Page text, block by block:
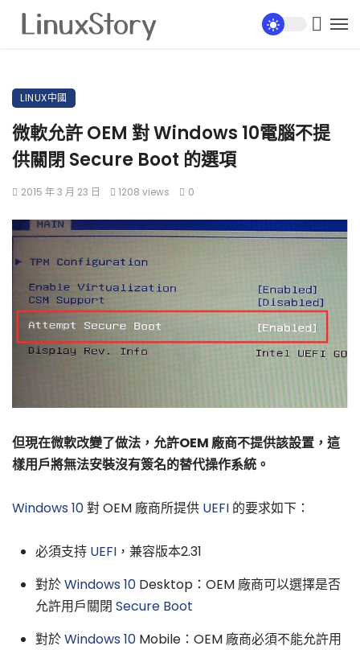
LINUX中國
微軟允許 OEM 對 Windows 10電腦不提
供關閉 Secure Boot 的選項
2015 年 3 月 23 日 1208 views 0
但現在微軟改變了做法，允許OEM 廠商不提供該設置，這
樣用戶將無法安裝沒有簽名的替代操作系統。
Windows 10對 OEM 廠商所提供 UEFI 的要求如下：
必須支持 UEFI，兼容版本2.31
對於Windows 10Desktop：OEM 廠商可以選擇是否
允許用戶關閉 Secure Boot
對於Windows 10Mobile：OEM 廠商必須不能允許用